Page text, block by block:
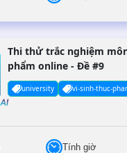
Thi thử trắc nghiệm
phẩm online - Đề #9
university vi-sinh-thuc-
Tính giờ